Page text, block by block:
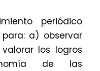
periódico
a) observar
los logros
de las